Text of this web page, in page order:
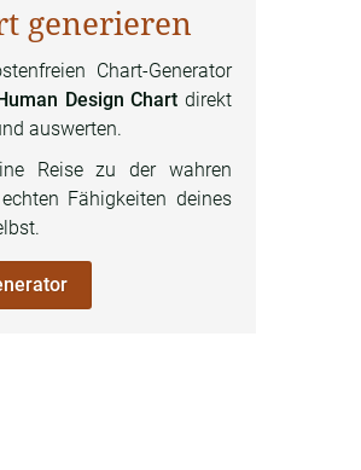
generieren
Chart-Generator
Design Chart direkt
auswerten.
Reise zu der wahren
Fähigkeiten deines